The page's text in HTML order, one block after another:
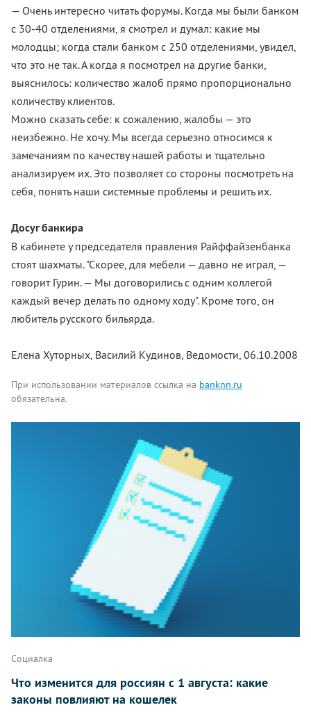
— Очень интересно читать форумы. Когда мы были банком
с 30-40 отделениями, я смотрел и думал: какие мы
молодцы; когда стали банком с 250 отделениями, увидел,
что это не так. А когда я посмотрел на другие банки,
выяснилось: количество жалоб прямо пропорционально
количеству клиентов.
Можно сказать себе: к сожалению, жалобы — это
неизбежно. Не хочу. Мы всегда серьезно относимся к
замечаниям по качеству нашей работы и тщательно
анализируем их. Это позволяет со стороны посмотреть на
себя, понять наши системные проблемы и решить их.
Досуг банкира
В кабинете у председателя правления Райффайзенбанка
стоят шахматы. "Скорее, для мебели — давно не играл, —
говорит Гурин. — Мы договорились с одним коллегой
каждый вечер делать по одному ходу". Кроме того, он
любитель русского бильярда.
Елена Хуторных, Василий Кудинов, Ведомости, 06.10.2008
При использовании материалов ссылка на banknn.ru
обязательна.
Написать
Социалка
Что изменится для россиян с 1 августа: какие
законы повлияют на кошелек